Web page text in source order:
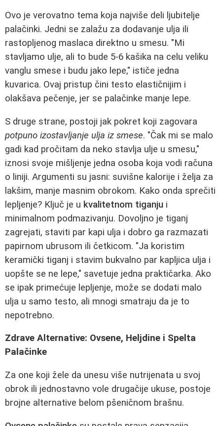
Ovo je verovatno tema koja najviše deli ljubitelje
palačinki. Jedni se zalažu za dodavanje ulja ili
rastopljenog maslaca direktno u smesu. "Mi
stavljamo ulje, ali to bude 5-6 kašika na celu veliku
vanglu smese i budu jako lepe," ističe jedna
kuvarica. Ovaj pristup čini testo elastičnijim i
olakšava pečenje, jer se palačinke manje lepe.
S druge strane, postoji jak pokret koji zagovara
potpuno izostavljanje ulja iz smese. "Čak mi se malo
gadi kad pročitam da neko stavlja ulje u smesu,"
iznosi svoje mišljenje jedna osoba koja vodi računa
o liniji. Argumenti su jasni: suvišne kalorije i želja za
lakšim, manje masnim obrokom. Kako onda sprečiti
lepljenje? Ključ je u kvalitetnom tiganju i
minimalnom podmazivanju. Dovoljno je tiganj
zagrejati, staviti par kapi ulja i dobro ga razmazati
papirnom ubrusom ili četkicom. "Ja koristim
keramički tiganj i stavim bukvalno par kapljica ulja i
uopšte se ne lepe," savetuje jedna praktičarka. Ako
se ipak primećuje lepljenje, može se dodati malo
ulja u samo testo, ali mnogi smatraju da je to
nepotrebno.
Zdrave Alternative: Ovsene, Heljdine i Spelta
Palačinke
Za one koji žele da unesu više nutrijenata u svoj
obrok ili jednostavno vole drugačije ukuse, postoje
brojne alternative belom pšeničnom brašnu.